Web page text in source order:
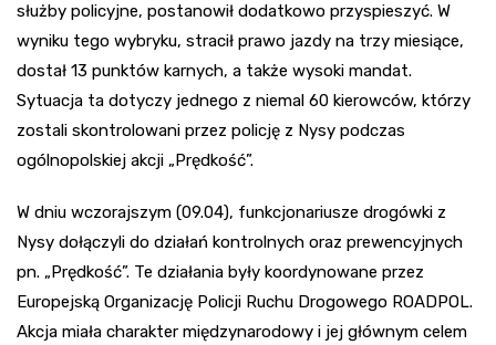
służby policyjne, postanowił dodatkowo przyspieszyć. W
wyniku tego wybryku, stracił prawo jazdy na trzy miesiące,
dostał 13 punktów karnych, a także wysoki mandat.
Sytuacja ta dotyczy jednego z niemal 60 kierowców, którzy
zostali skontrolowani przez policję z Nysy podczas
ogólnopolskiej akcji „Prędkość”.
W dniu wczorajszym (09.04), funkcjonariusze drogówki z
Nysy dołączyli do działań kontrolnych oraz prewencyjnych
pn. „Prędkość”. Te działania były koordynowane przez
Europejską Organizację Policji Ruchu Drogowego ROADPOL.
Akcja miała charakter międzynarodowy i jej głównym celem